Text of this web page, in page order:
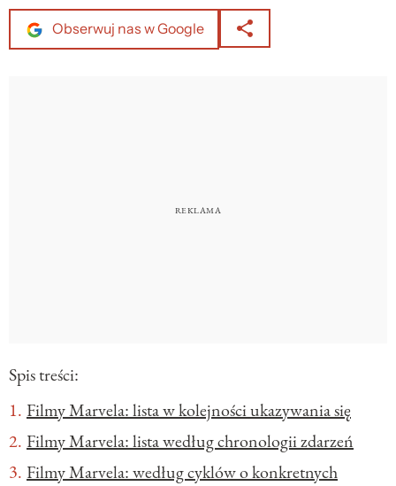
Obserwuj nas w Google
Spis treści:
Filmy Marvela: lista w kolejności ukazywania się
Filmy Marvela: lista według chronologii zdarzeń
Filmy Marvela: według cyklów o konkretnych